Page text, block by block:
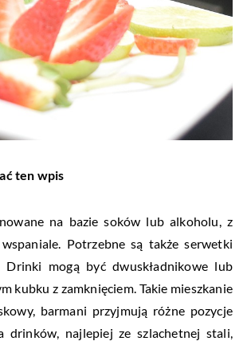
ten wpis
na bazie soków lub alkoholu, z
Potrzebne są także serwetki
Drinki mogą być dwuskładnikowe lub
kubku z zamknięciem. Takie mieszkanie
barmani przyjmują różne pozycje
drinków, najlepiej ze szlachetnej stali,